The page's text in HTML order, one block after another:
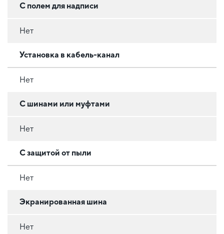
С полем для надписи
Нет
Установка в кабель-канал
Нет
С шинами или муфтами
Нет
С защитой от пыли
Нет
Экранированная шина
Нет